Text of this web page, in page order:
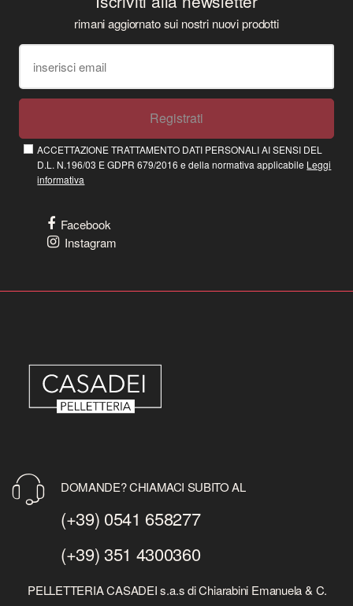
rimani aggiornato sui nostri nuovi prodotti
Registrati
ACCETTAZIONE TRATTAMENTO DATI PERSONALI AI SENSI DEL
D.L. N.196/03 E GDPR 679/2016 e della normativa applicabile Leggi
informativa
Facebook
Instagram
DOMANDE? CHIAMACI SUBITO AL
(+39) 0541 658277
(+39) 351 4300360
PELLETTERIA CASADEI s.a.s di Chiarabini Emanuela & C.